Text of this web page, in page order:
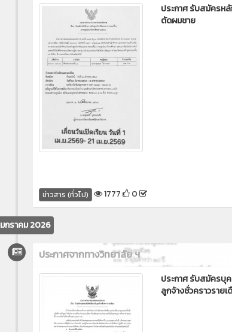
ประกาศ รับสมัครห
ตัดผมชาย
ข่าวสาร (ทั่วไป) 1777 0
มกราคม 2026
ประกาศจากทางวิทยาลัย ฯ
ประกาศ รับสมัครบุ
ลูกจ้างชั่วคราวราย